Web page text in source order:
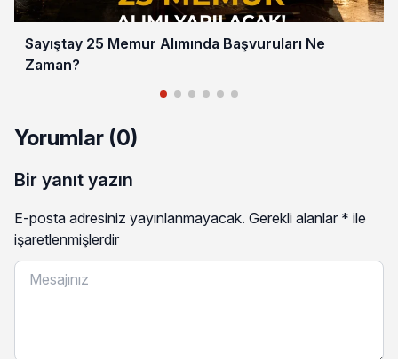
Sayıştay 25 Memur Alımında Başvuruları Ne
Zaman?
Yorumlar (0)
Bir yanıt yazın
E-posta adresiniz yayınlanmayacak. Gerekli alanlar * ile
işaretlenmişlerdir